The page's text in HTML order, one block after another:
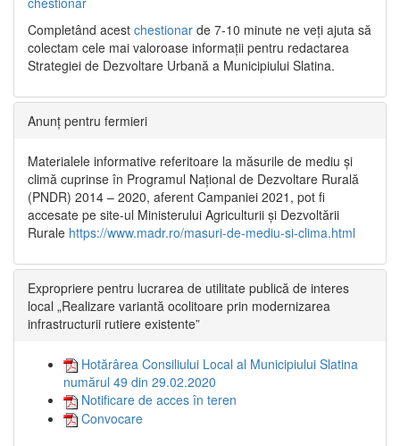
Completând acest chestionar de 7-10 minute ne veți ajuta să
colectam cele mai valoroase informații pentru redactarea
Strategiei de Dezvoltare Urbană a Municipiului Slatina.
Anunț pentru fermieri
Materialele informative referitoare la măsurile de mediu și
climă cuprinse în Programul Național de Dezvoltare Rurală
(PNDR) 2014 – 2020, aferent Campaniei 2021, pot fi
accesate pe site-ul Ministerului Agriculturii și Dezvoltării
Rurale https://www.madr.ro/masuri-de-mediu-si-clima.html
Expropriere pentru lucrarea de utilitate publică de interes
local „Realizare variantă ocolitoare prin modernizarea
infrastructurii rutiere existente”
Hotărârea Consiliului Local al Municipiului Slatina
numărul 49 din 29.02.2020
Notificare de acces în teren
Convocare